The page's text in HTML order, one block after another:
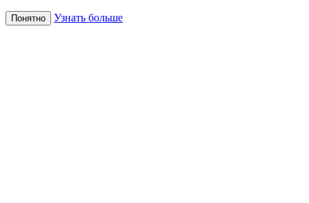
Понятно Узнать больше